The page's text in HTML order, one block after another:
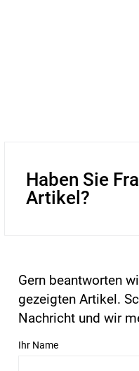
Haben Sie
Artikel?
Gern beantworten
gezeigten Artikel.
Nachricht und wir
Ihr Name